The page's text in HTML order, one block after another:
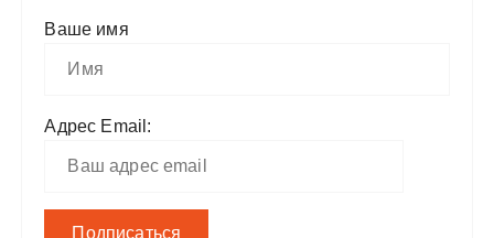
Ваше имя
Адрес Email: